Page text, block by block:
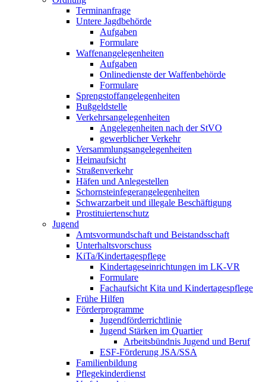
Terminanfrage
Untere Jagdbehörde
Aufgaben
Formulare
Waffenangelegenheiten
Aufgaben
Onlinedienste der Waffenbehörde
Formulare
Sprengstoff­angelegenheiten
Bußgeldstelle
Verkehrsangelegenheiten
Angelegenheiten nach der StVO
gewerblicher Verkehr
Versammlungs­angelegenheiten
Heimaufsicht
Straßenverkehr
Häfen und Anlegestellen
Schornsteinfeger­angelegenheiten
Schwarzarbeit und illegale Beschäftigung
Prostituiertenschutz
Jugend
Amtsvormundschaft und Beistandsschaft
Unterhaltsvorschuss
KiTa/Kindertagespflege
Kindertages­einrichtungen im LK-VR
Formulare
Fachaufsicht Kita und Kindertagespflege
Frühe Hilfen
Förderprogramme
Jugendförderrichtlinie
Jugend Stärken im Quartier
Arbeitsbündnis Jugend und Beruf
ESF-Förderung JSA/SSA
Familienbildung
Pflegekinderdienst